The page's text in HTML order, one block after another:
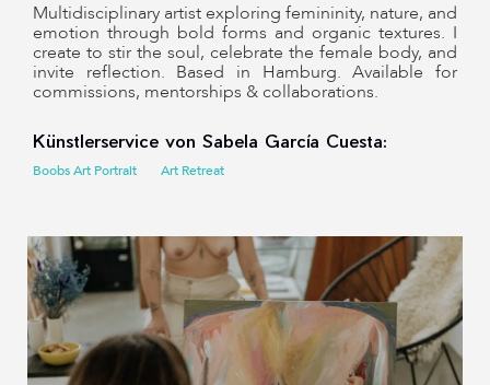
Multidisciplinary artist exploring femininity, nature, and
emotion through bold forms and organic textures. I
create to stir the soul, celebrate the female body, and
invite reflection. Based in Hamburg. Available for
commissions, mentorships & collaborations.
Künstlerservice von Sabela García Cuesta:
Boobs Art Portrait Art Retreat